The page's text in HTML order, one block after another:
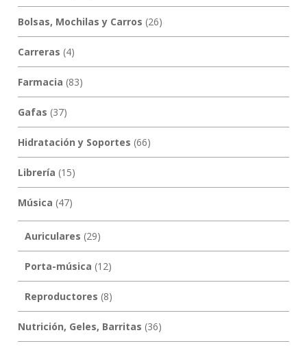
Bolsas, Mochilas y Carros (26)
Carreras (4)
Farmacia (83)
Gafas (37)
Hidratación y Soportes (66)
Librería (15)
Música (47)
Auriculares (29)
Porta-música (12)
Reproductores (8)
Nutrición, Geles, Barritas (36)